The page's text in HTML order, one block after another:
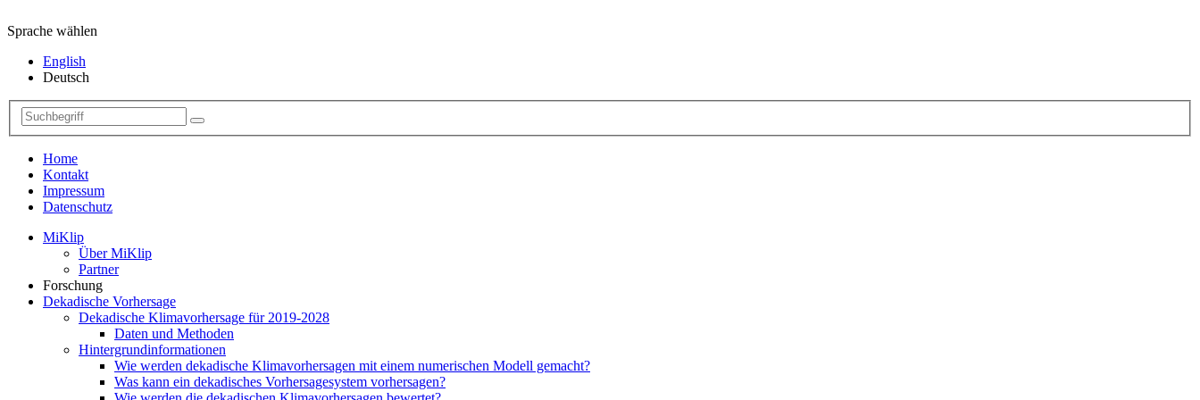
Sprache wählen
English
Deutsch
Home
Kontakt
Impressum
Datenschutz
MiKlip
Über MiKlip
Partner
Forschung
Dekadische Vorhersage
Dekadische Klimavorhersage für 2019-2028
Daten und Methoden
Hintergrundinformationen
Wie werden dekadische Klimavorhersagen mit einem numerischen Modell gemacht?
Was kann ein dekadisches Vorhersagesystem vorhersagen?